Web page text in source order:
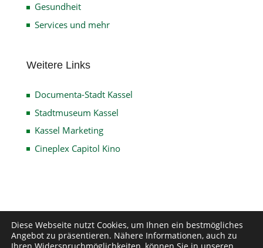
Gesundheit
Services und mehr
Weitere Links
Documenta-Stadt Kassel
Stadtmuseum Kassel
Kassel Marketing
Cineplex Capitol Kino
Impressum Datenschutz
Disclaimer
Kontakt
Diese Webseite nutzt Cookies, um Ihnen ein bestmögliches
Angebot zu präsentieren. Nähere Informationen, auch zu